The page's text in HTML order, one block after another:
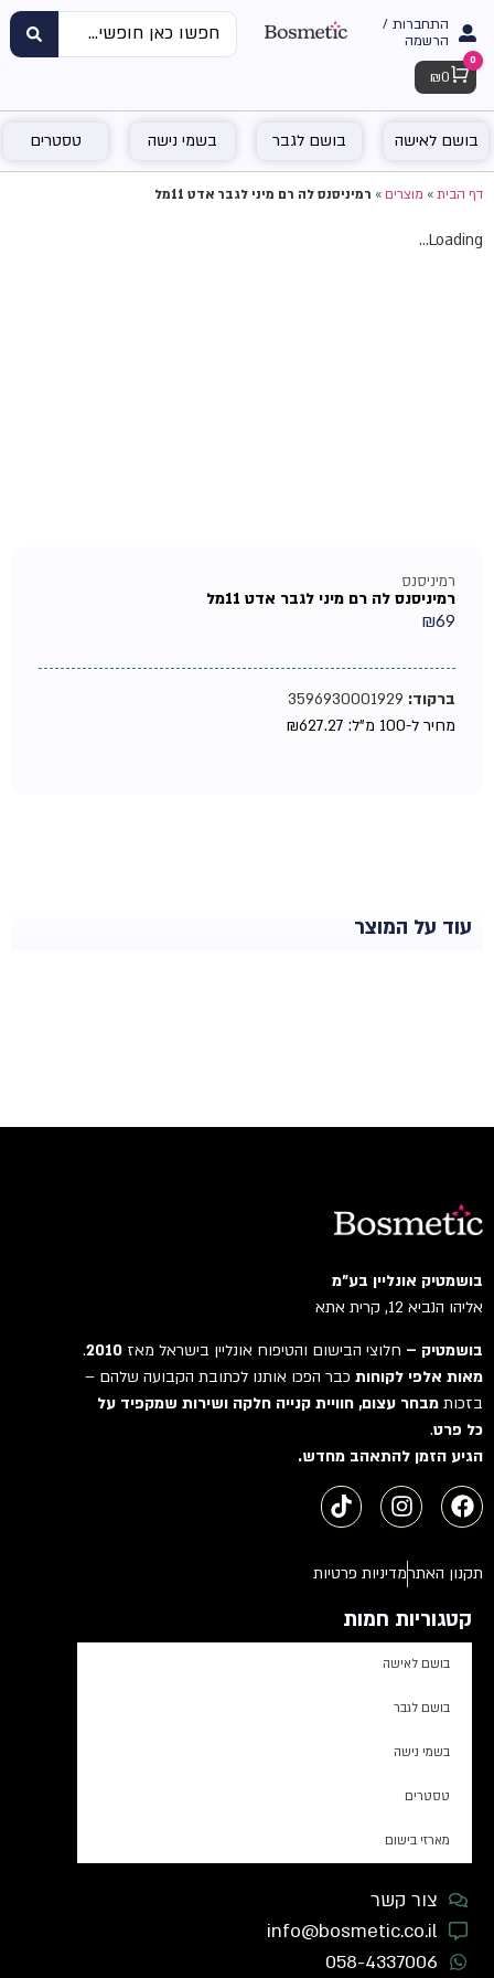
התחברות /
הרשמה
Cart
0
₪ 0
בושם לאישה בושם לגבר בשמי נישה טסטרים
דף הבית»מוצרים»רמיניסנס לה רם מיני לגבר אדט 11מל
Loading...
רמיניסנס
רמיניסנס לה רם מיני לגבר אדט 11מל
₪69
ברקוד:3596930001929
מחיר ל-100 מ"ל:
₪627.27
עוד על המוצר
בושמטיק אונליין בע"מ
אליהו הנביא 12, קרית אתא
בושמטיק –חלוצי הבישום והטיפוח אונליין בישראל מאז2010
.
מאות אלפי לקוחותכבר הפכו אותנו לכתובת הקבועה שלהם –
בזכותמבחר עצום, חוויית קנייה חלקה ושירות שמקפיד על
כל פרט.
הגיע הזמן להתאהב מחדש.
תקנון האתרמדיניות פרטיות
קטגוריות חמות
בושם לאישה
בושם לגבר
בשמי נישה
טסטרים
מארזי בישום
צור קשר
info@bosmetic.co.il
058-4337006